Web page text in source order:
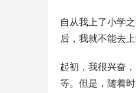
自从我上了小学
后，我就不能去
起初，我很兴奋
等。但是，随着